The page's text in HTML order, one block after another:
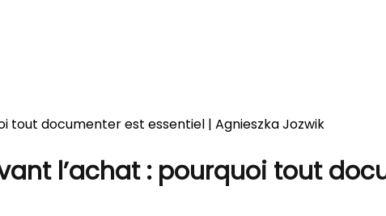
tout documenter est essentiel | Agnieszka Jozwik
l’achat : pourquoi tout